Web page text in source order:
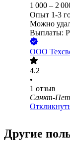
1 000 – 2
Опыт 1-3
Можно
Выплаты:
ООО
4.2
•
1 отзыв
Санкт-
Другие